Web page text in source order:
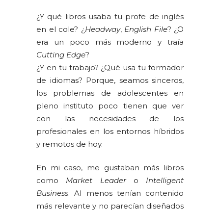
¿Y qué libros usaba tu profe de inglés
en el cole? ¿ Headway, English File? ¿O
era un poco más moderno y traía
Cutting Edge?
¿Y en tu trabajo? ¿Qué usa tu formador
de idiomas? Porque, seamos sinceros,
los problemas de adolescentes en
pleno instituto poco tienen que ver
con las necesidades de los
profesionales en los entornos híbridos
y remotos de hoy.
En mi caso, me gustaban más libros
como Market Leadero Intelligent
Business. Al menos tenían contenido
más relevante y no parecían diseñados